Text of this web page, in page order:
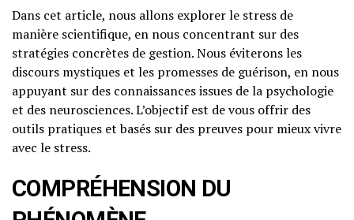
Dans cet article, nous allons explorer le stress de
manière scientifique, en nous concentrant sur des
stratégies concrètes de gestion. Nous éviterons les
discours mystiques et les promesses de guérison, en nous
appuyant sur des connaissances issues de la psychologie
et des neurosciences. L’objectif est de vous offrir des
outils pratiques et basés sur des preuves pour mieux vivre
avec le stress.
COMPRÉHENSION DU